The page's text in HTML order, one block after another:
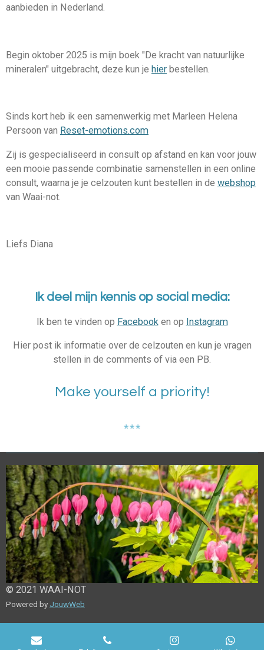
aanbieden in Nederland.
Begin oktober 2025 is mijn boek "De kracht van natuurlijke
mineralen" uitgebracht, deze kun je hier bestellen.
Sinds kort heb ik een samenwerkig met Marleen Helena
Persoon van Reset-emotions.com
Zij is gespecialiseerd in consult op afstand en kan voor jouw
een mooie passende combinatie samenstellen in een online
consult, waarna je je celzouten kunt bestellen in de webshop
van Waai-not.
Liefs Diana
Ik deel mijn kennis op social media:
Ik ben te vinden op Facebook en op Instagram
Hier post ik informatie over de celzouten en kun je vragen
stellen in de comments of via een PB.
Make yourself a priority!
***
© 2021 WAAI-NOT
Powered by JouwWeb